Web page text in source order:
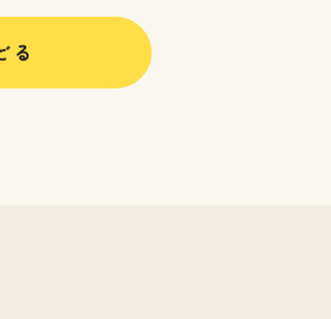
る